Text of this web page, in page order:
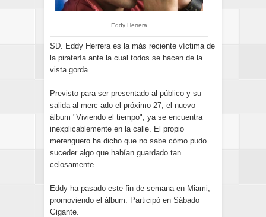
Eddy Herrera
SD. Eddy Herrera es la más reciente víctima de
la piratería ante la cual todos se hacen de la
vista gorda.
Previsto para ser presentado al público y su
salida al merc ado el próximo 27, el nuevo
álbum "Viviendo el tiempo", ya se encuentra
inexplicablemente en la calle. El propio
merenguero ha dicho que no sabe cómo pudo
suceder algo que habían guardado tan
celosamente.
Eddy ha pasado este fin de semana en Miami,
promoviendo el álbum. Participó en Sábado
Gigante.